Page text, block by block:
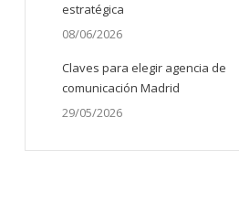
estratégica
08/06/2026
Claves para elegir agencia de
comunicación Madrid
29/05/2026